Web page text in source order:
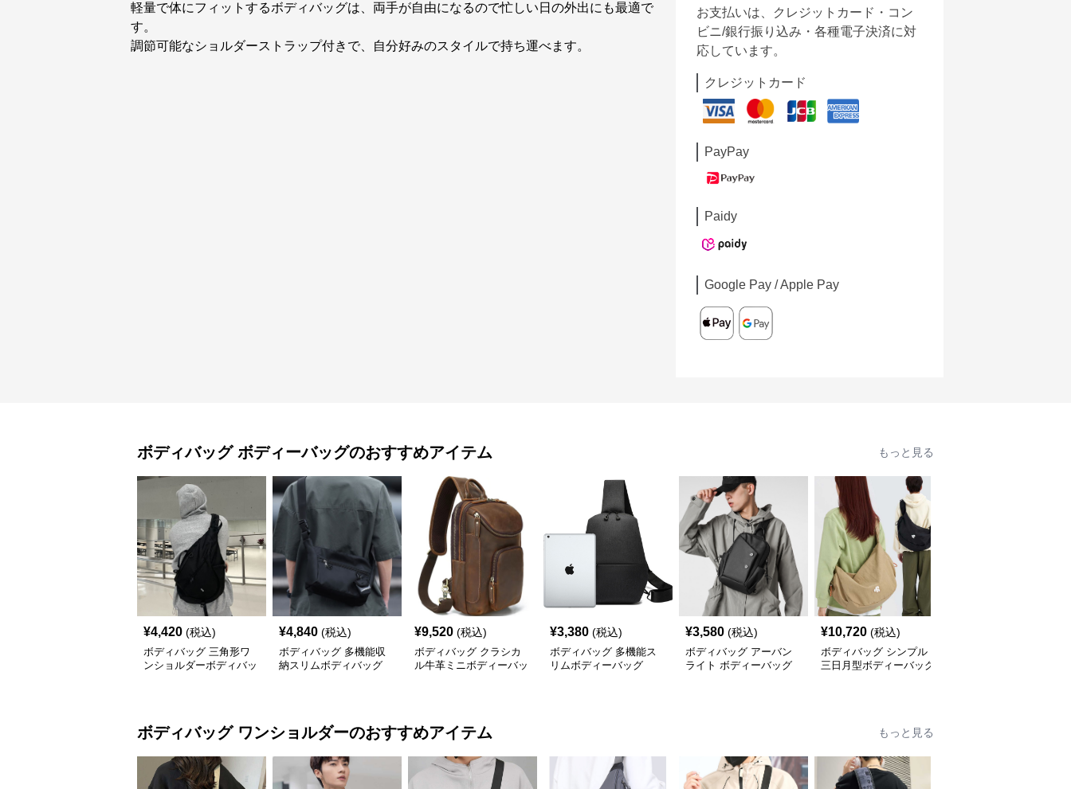
軽量で体にフィットするボディバッグは、両手が自由になるので忙しい日の外出にも最適で
す。
調節可能なショルダーストラップ付きで、自分好みのスタイルで持ち運べます。
お支払いは、クレジットカード・コン
ビニ/銀行振り込み・各種電子決済に対
応しています。
クレジットカード
PayPay
Paidy
Google Pay / Apple Pay
ボディバッグ ボディーバッグのおすすめアイテム もっと見る
¥4,420 (税込)
ボディバッグ 三角形ワ
ンショルダーボディバッ
¥4,840 (税込)
ボディバッグ 多機能収
納スリムボディバッグ
¥9,520 (税込)
ボディバッグ クラシカ
ル牛革ミニボディーバッ
¥3,380 (税込)
ボディバッグ 多機能ス
リムボディーバッグ
¥3,580 (税込)
ボディバッグ アーバン
ライト ボディーバッグ
¥10,720 (税込)
ボディバッグ シンプル
三日月型ボディーバッグ
ボディバッグ ワンショルダーのおすすめアイテム もっと見る